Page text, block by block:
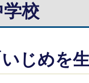
校
じめを